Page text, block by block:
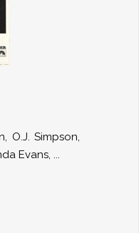
, O.J. Simpson,
Evans, ...